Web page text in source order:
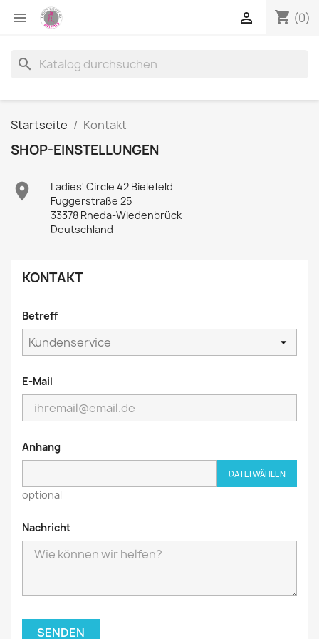
 shopping_cart (0)

search
Startseite Kontakt
SHOP-EINSTELLUNGEN

Ladies' Circle 42 Bielefeld
Fuggerstraße 25
33378 Rheda-Wiedenbrück
Deutschland
KONTAKT
Betreff
E-Mail
Anhang
DATEI WÄHLEN
optional
Nachricht